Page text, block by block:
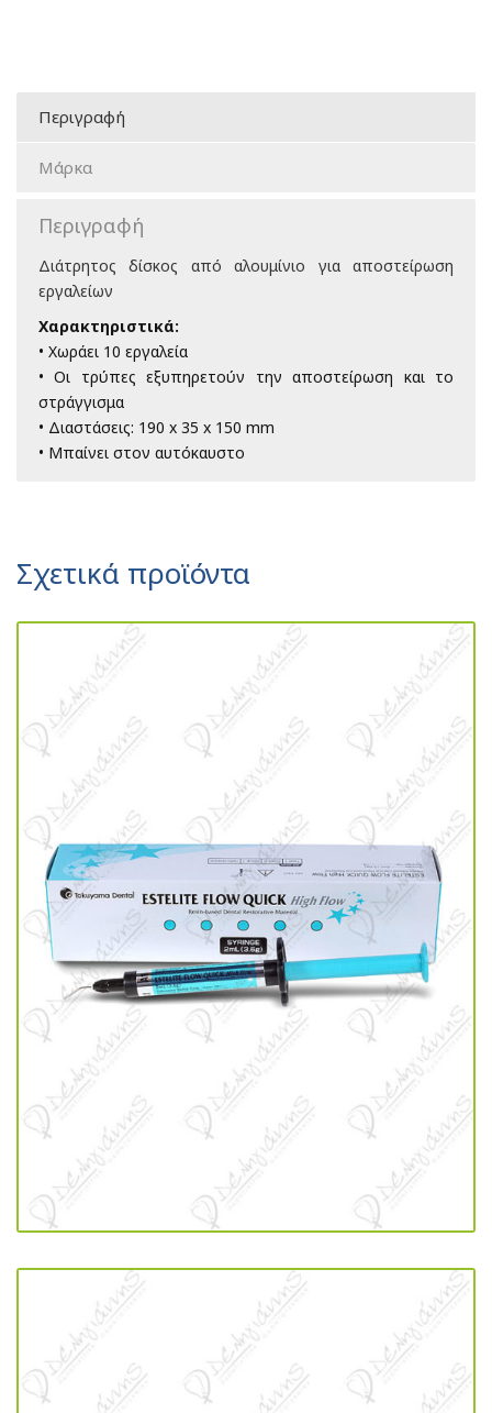
Περιγραφή
Μάρκα
Περιγραφή
Διάτρητος δίσκος από αλουμίνιο για αποστείρωση
εργαλείων
Χαρακτηριστικά:
• Χωράει 10 εργαλεία
• Οι τρύπες εξυπηρετούν την αποστείρωση και το
στράγγισμα
• Διαστάσεις: 190 x 35 x 150 mm
• Μπαίνει στον αυτόκαυστο
Σχετικά προϊόντα